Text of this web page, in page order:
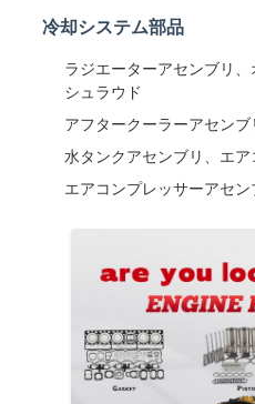
冷却システム部品
ラジエーターアセンブリ、
シュラウド
アフタークーラーアセン
水タンクアセンブリ、エア
エアコンプレッサーアセン